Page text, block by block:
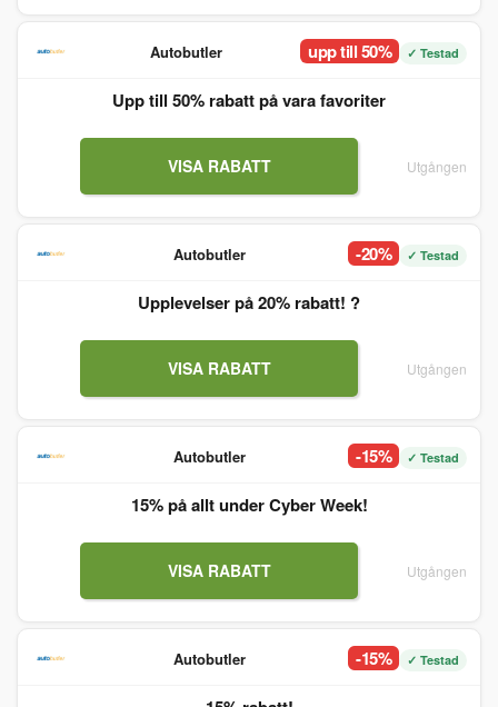
Autobutler upp till 50% ✓ Testad
Upp till 50% rabatt på vara favoriter
VISA RABATT Utgången
Autobutler -20% ✓ Testad
Upplevelser på 20% rabatt! ?
VISA RABATT Utgången
Autobutler -15% ✓ Testad
15% på allt under Cyber Week!
VISA RABATT Utgången
Autobutler -15% ✓ Testad